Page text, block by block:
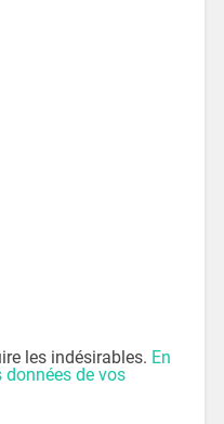
les indésirables. En
de vos